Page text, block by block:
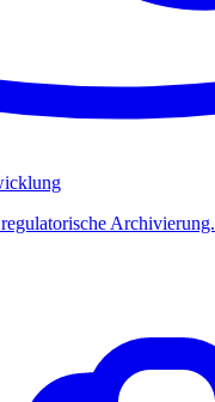
Archivierung.